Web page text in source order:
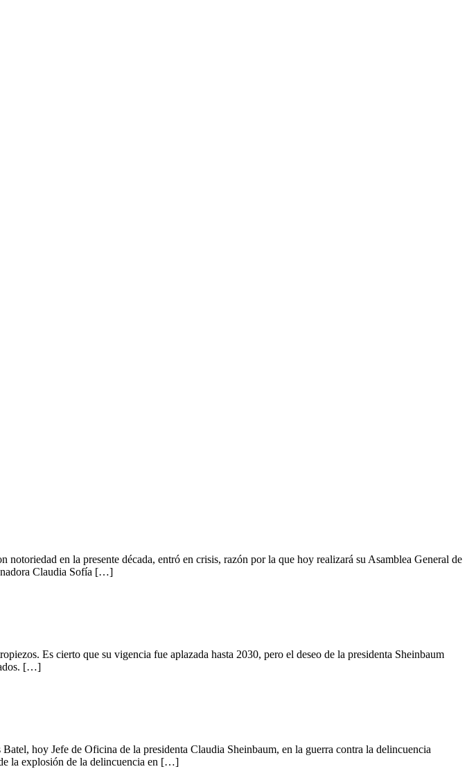
en la presente década, entró en crisis, razón por la que hoy realizará su Asamblea General de
Claudia Sofía […]
Es cierto que su vigencia fue aplazada hasta 2030, pero el deseo de la presidenta Sheinbaum
[…]
hoy Jefe de Oficina de la presidenta Claudia Sheinbaum, en la guerra contra la delincuencia
la explosión de la delincuencia en […]